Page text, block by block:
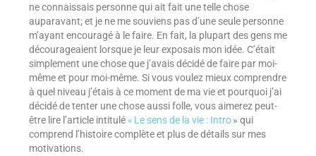
ne connaissais personne qui ait fait une telle chose
auparavant; et je ne me souviens pas d’une seule personne
m’ayant encouragé à le faire. En fait, la plupart des gens me
décourageaient lorsque je leur exposais mon idée. C’était
simplement une chose que j’avais décidé de faire par moi-
même et pour moi-même. Si vous voulez mieux comprendre
à quel niveau j’étais à ce moment de ma vie et pourquoi j’ai
décidé de tenter une chose aussi folle, vous aimerez peut-
être lire l’article intitulé« Le sens de la vie : Intro» qui
comprend l’histoire complète et plus de détails sur mes
motivations.